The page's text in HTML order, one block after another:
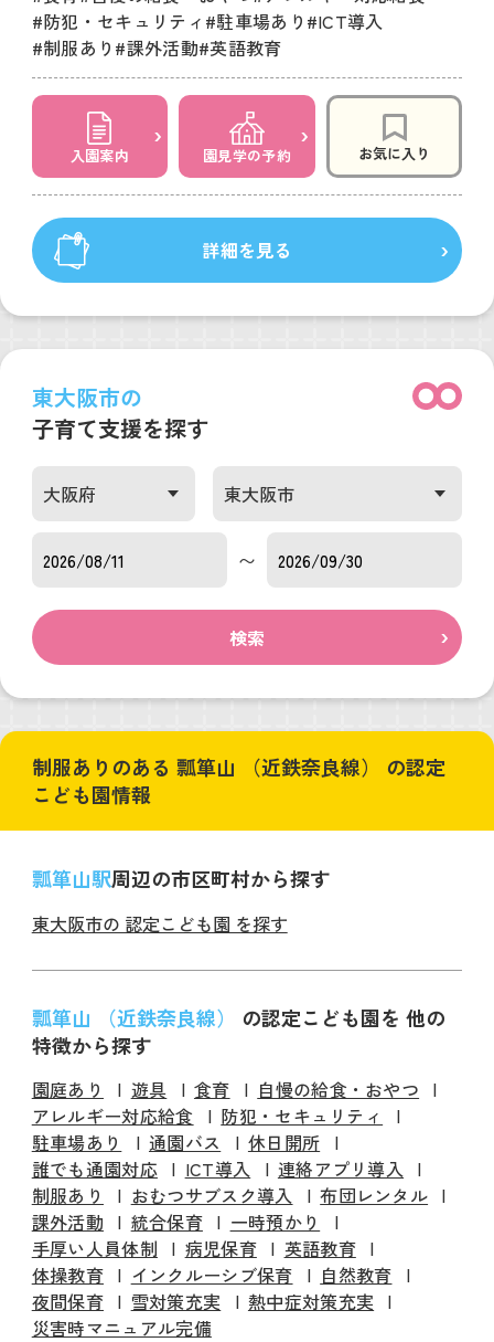
#防犯・セキュリティ #駐車場あり #ICT導入
#制服あり #課外活動#英語教育
入園案内 園見学の予約 お気に入り
詳細を見る
東大阪市の
子育て支援を探す
〜
検索
制服ありのある 瓢箪山 （近鉄奈良線） の認定
こども園情報
瓢箪山駅周辺の市区町村から探す
東大阪市の 認定こども園 を探す
瓢箪山 （近鉄奈良線） の認定こども園を 他の
特徴から探す
園庭あり 遊具 食育
自慢の給食・おやつ
アレルギー対応給食
防犯・セキュリティ
駐車場あり
通園バス
休日開所
誰でも通園対応
ICT導入
連絡アプリ導入
制服あり
おむつサブスク導入
布団レンタル
課外活動
統合保育
一時預かり
手厚い人員体制
病児保育
英語教育
体操教育
インクルーシブ保育
自然教育
夜間保育
雪対策充実
熱中症対策充実
災害時マニュアル完備